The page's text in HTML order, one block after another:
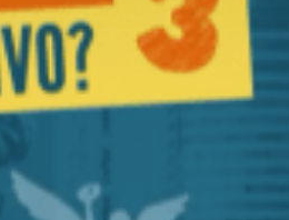
México
vivo de la mexicanidad
EN EL TIANGUIS
México (AIFA) con dos
en Jalisco